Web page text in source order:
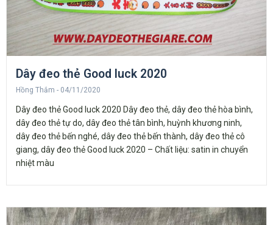
Dây đeo thẻ Good luck 2020
Hồng Thắm 04/11/2020
Dây đeo thẻ Good luck 2020 Dây đeo thẻ, dây đeo thẻ hòa bình,
dây đeo thẻ tự do, dây đeo thẻ tân bình, huỳnh khương ninh,
dây đeo thẻ bến nghé, dây đeo thẻ bến thành, dây đeo thẻ cô
giang, dây đeo thẻ Good luck 2020 – Chất liệu: satin in chuyển
nhiệt màu